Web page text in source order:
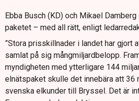
Ebba Busch (KD) och Mikael Damberg
paketet – med all rätt, enligt
”Stora prisskillnader i landet har gjort
samlat på sig mångmiljardbelopp.
myndigheten med ytterligare 144
elnätspaket skulle det innebära att 36
svenska elkunder till Bryssel. Det är